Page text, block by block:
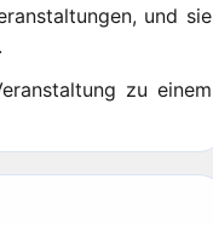
und sie
zu einem